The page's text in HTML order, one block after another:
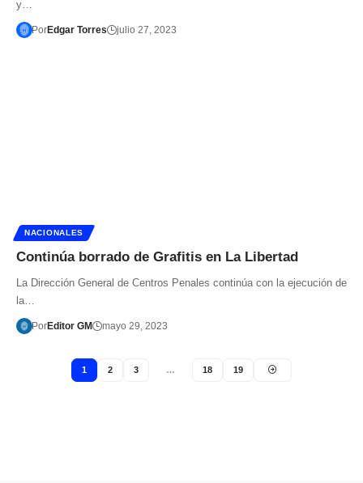
y…
PorEdgar Torres julio 27, 2023
NACIONALES
Continúa borrado de Grafitis en La Libertad
La Dirección General de Centros Penales continúa con la ejecución de
la…
PorEditor GM mayo 29, 2023
1 2 3 … 18 19